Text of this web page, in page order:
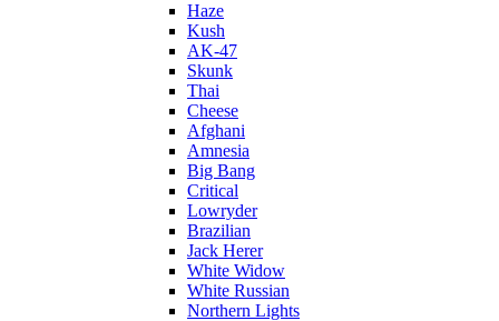
Haze
Kush
AK-47
Skunk
Thai
Cheese
Afghani
Amnesia
Big Bang
Critical
Lowryder
Brazilian
Jack Herer
White Widow
White Russian
Northern Lights